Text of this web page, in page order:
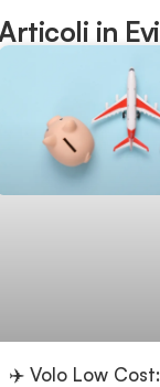
in
✈️ Volo Low